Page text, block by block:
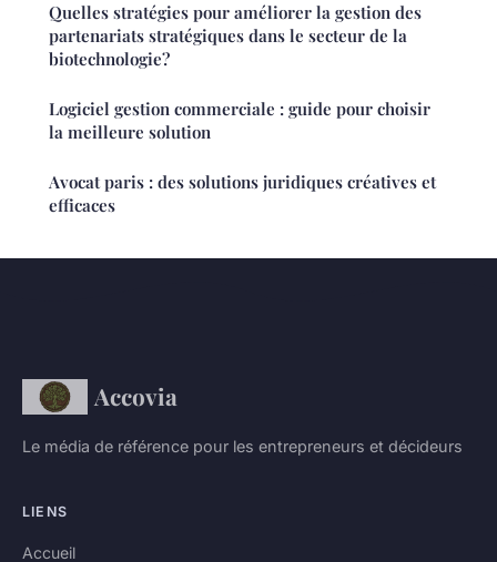
Quelles stratégies pour améliorer la gestion des
partenariats stratégiques dans le secteur de la
biotechnologie?
Logiciel gestion commerciale : guide pour choisir
la meilleure solution
Avocat paris : des solutions juridiques créatives et
efficaces
Accovia
Le média de référence pour les entrepreneurs et décideurs
LIENS
Accueil